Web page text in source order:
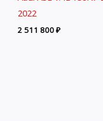
2022
2 511 800₽